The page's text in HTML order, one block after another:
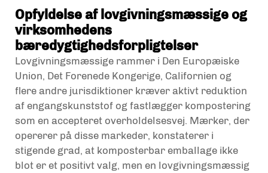
Opfyldelse af lovgivningsmæssige og
virksomhedens
bæredygtighedsforpligtelser
Lovgivningsmæssige rammer i Den Europæiske
Union, Det Forenede Kongerige, Californien og
flere andre jurisdiktioner kræver aktivt reduktion
af engangskunststof og fastlægger kompostering
som en accepteret overholdelsesvej. Mærker, der
opererer på disse markeder, konstaterer i
stigende grad, at komposterbar emballage ikke
blot er et positivt valg, men en lovgivningsmæssig